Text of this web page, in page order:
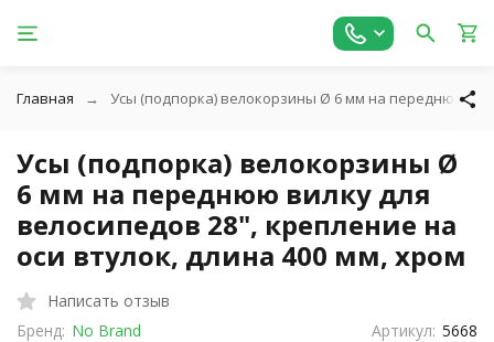
Главная Усы (подпорка) велокорзины Ø 6 мм на переднюю
Усы (подпорка) велокорзины Ø
6 мм на переднюю вилку для
велосипедов 28", крепление на
оси втулок, длина 400 мм, хром
Написать отзыв
Бренд: No Brand Артикул: 5668